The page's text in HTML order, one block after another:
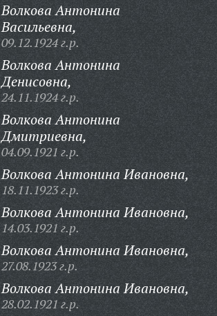
Волкова Антонина
Васильевна,
09.12.1924 г.р.
Волкова Антонина
Денисовна,
24.11.1924 г.р.
Волкова Антонина
Дмитриевна,
04.09.1921 г.р.
Волкова Антонина Ивановна,
18.11.1923 г.р.
Волкова Антонина Ивановна,
14.03.1921 г.р.
Волкова Антонина Ивановна,
27.08.1923 г.р.
Волкова Антонина Ивановна,
28.02.1921 г.р.